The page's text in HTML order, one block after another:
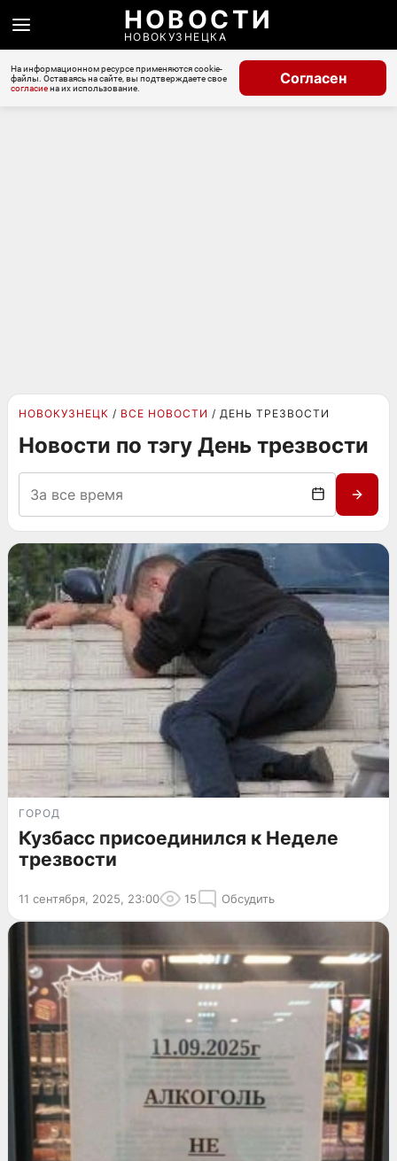
НОВОСТИ
НОВОКУЗНЕЦКА
На информационном ресурсе применяются cookie-
файлы. Оставаясь на сайте, вы подтверждаете свое
согласиена их использование.
Согласен
НОВОКУЗНЕЦК ВСЕ НОВОСТИ ДЕНЬ ТРЕЗВОСТИ
Новости по тэгу День трезвости
ГОРОД
Кузбасс присоединился к Неделе
трезвости
11 сентября, 2025, 23:00 15 Обсудить